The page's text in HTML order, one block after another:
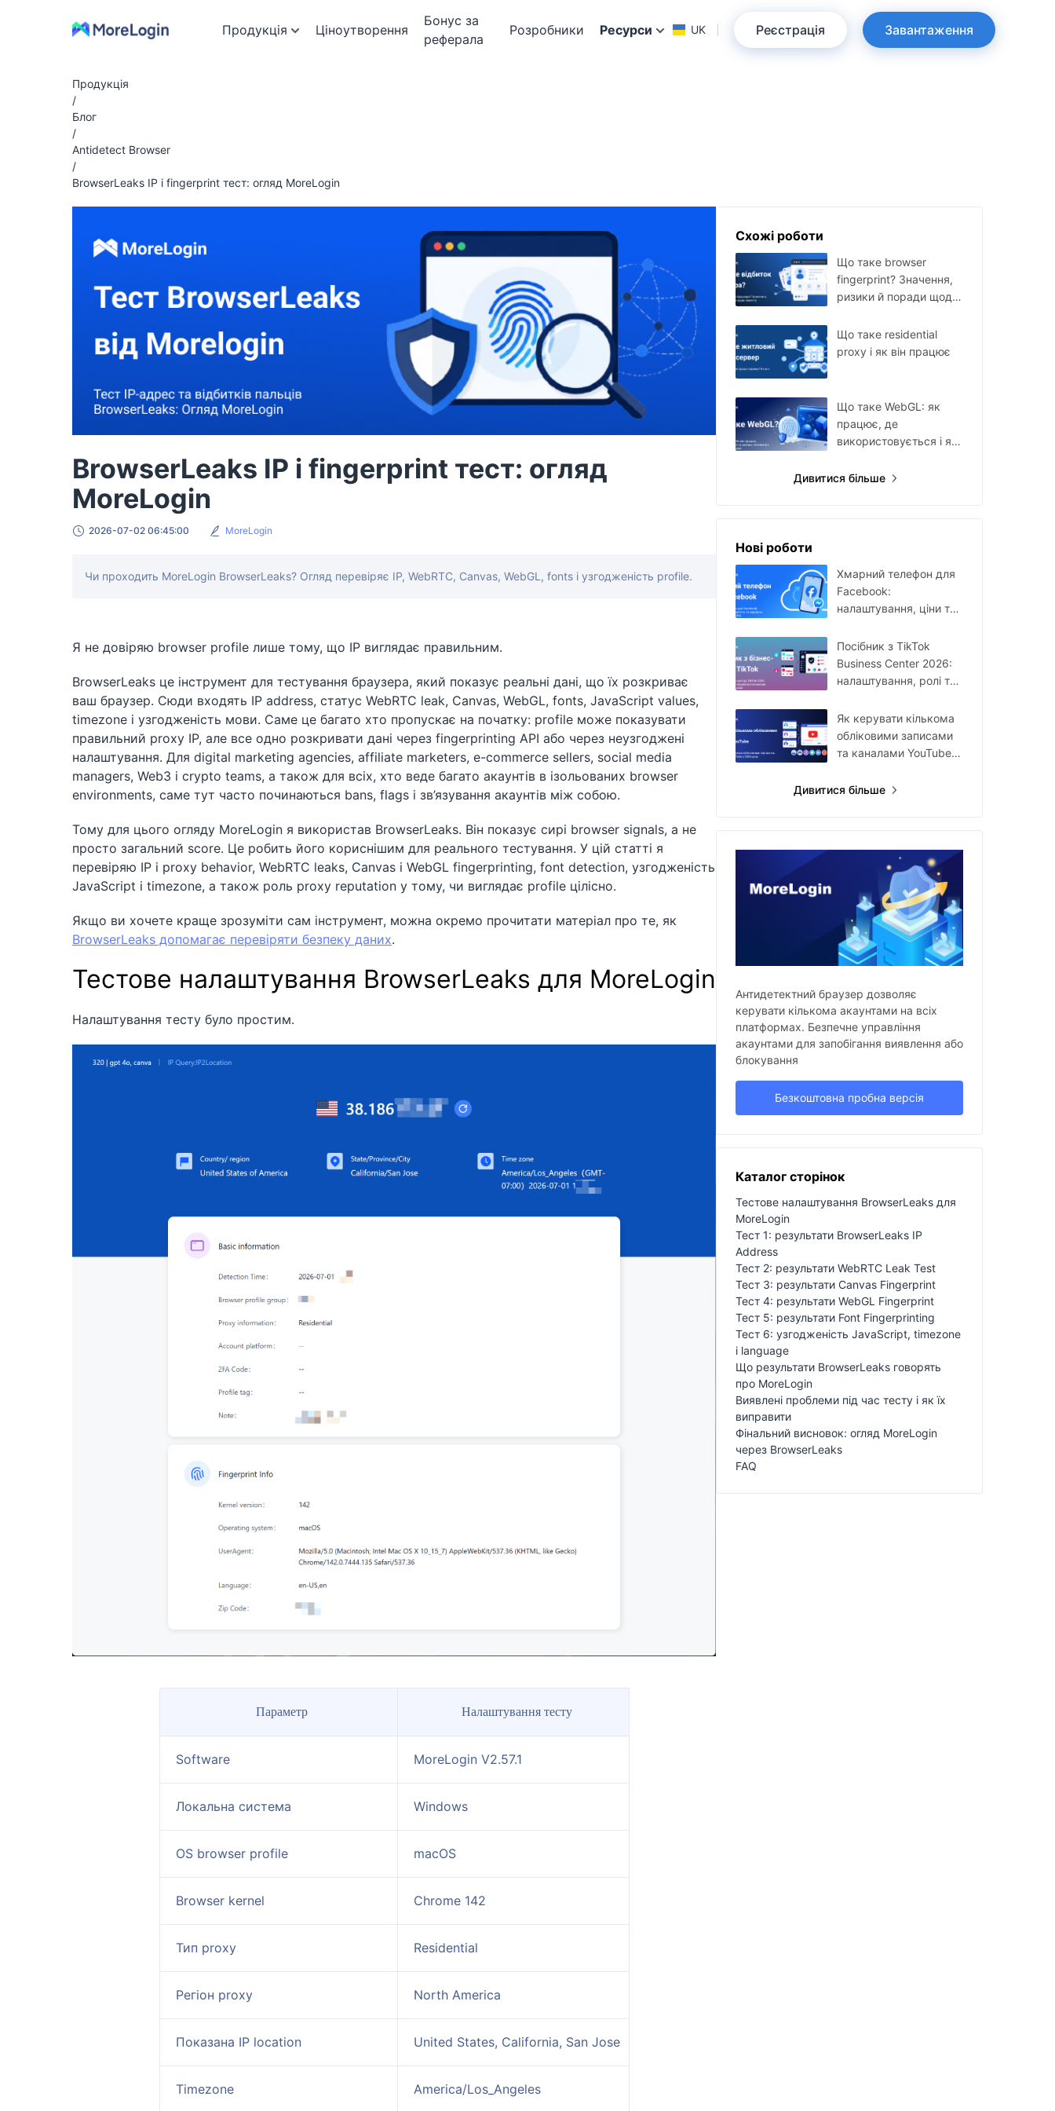
Продукція Ціноутворення
Бонус за
реферала
Розробники Ресурси UK Реєстрація Завантаження
Продукція
/
Блог
/
Antidetect Browser
/
BrowserLeaks IP і fingerprint тест: огляд MoreLogin
BrowserLeaks IP і fingerprint тест: огляд
MoreLogin
2026-07-02 06:45:00 MoreLogin
Чи проходить MoreLogin BrowserLeaks? Огляд перевіряє IP, WebRTC, Canvas, WebGL, fonts і узгодженість profile.
Я не довіряю browser profile лише тому, що IP виглядає правильним.
BrowserLeaks це інструмент для тестування браузера, який показує реальні дані, що їх розкриває
ваш браузер. Сюди входять IP address, статус WebRTC leak, Canvas, WebGL, fonts, JavaScript values,
timezone і узгодженість мови. Саме це багато хто пропускає на початку: profile може показувати
правильний proxy IP, але все одно розкривати дані через fingerprinting API або через неузгоджені
налаштування. Для digital marketing agencies, affiliate marketers, e-commerce sellers, social media
managers, Web3 і crypto teams, а також для всіх, хто веде багато акаунтів в ізольованих browser
environments, саме тут часто починаються bans, flags і зв’язування акаунтів між собою.
Тому для цього огляду MoreLogin я використав BrowserLeaks. Він показує сирі browser signals, а не
просто загальний score. Це робить його кориснішим для реального тестування. У цій статті я
перевіряю IP і proxy behavior, WebRTC leaks, Canvas і WebGL fingerprinting, font detection, узгодженість
JavaScript і timezone, а також роль proxy reputation у тому, чи виглядає profile цілісно.
Якщо ви хочете краще зрозуміти сам інструмент, можна окремо прочитати матеріал про те, як
BrowserLeaks допомагає перевіряти безпеку даних.
Тестове налаштування BrowserLeaks для MoreLogin
Налаштування тесту було простим.
Параметр Налаштування тесту
Software MoreLogin V2.57.1
Локальна система Windows
OS browser profile macOS
Browser kernel Chrome 142
Тип proxy Residential
Регіон proxy North America
Показана IP location United States, California, San Jose
Timezone America/Los_Angeles
Схожі роботи
Що таке browser
fingerprint? Значення,
ризики й поради щодо
Що таке residential
proxy і як він працює
Що таке WebGL: як
працює, де
використовується і які
browser fingerprint
Дивитися більше
Нові роботи
Хмарний телефон для
Facebook:
налаштування, ціни та
у 2026 році
Посібник з TikTok
Business Center 2026:
налаштування, ролі та
акаунтами
Як керувати кількома
обліковими записами
та каналами YouTube у
Дивитися більше
Антидетектний браузер дозволяє
керувати кількома акаунтами на всіх
платформах. Безпечне управління
акаунтами для запобігання виявлення або
блокування
Безкоштовна пробна версія
Каталог сторінок
Тестове налаштування BrowserLeaks для
MoreLogin
Тест 1: результати BrowserLeaks IP
Address
Тест 2: результати WebRTC Leak Test
Тест 3: результати Canvas Fingerprint
Тест 4: результати WebGL Fingerprint
Тест 5: результати Font Fingerprinting
Тест 6: узгодженість JavaScript, timezone
і language
Що результати BrowserLeaks говорять
про MoreLogin
Виявлені проблеми під час тесту і як їх
виправити
Фінальний висновок: огляд MoreLogin
через BrowserLeaks
FAQ